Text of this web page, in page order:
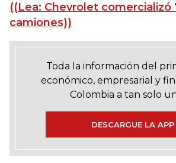
((Lea: Chevrolet comercializó
camiones))
Toda la información del
económico, empresarial y
Colombia a tan solo
DESCARGUE LA APP